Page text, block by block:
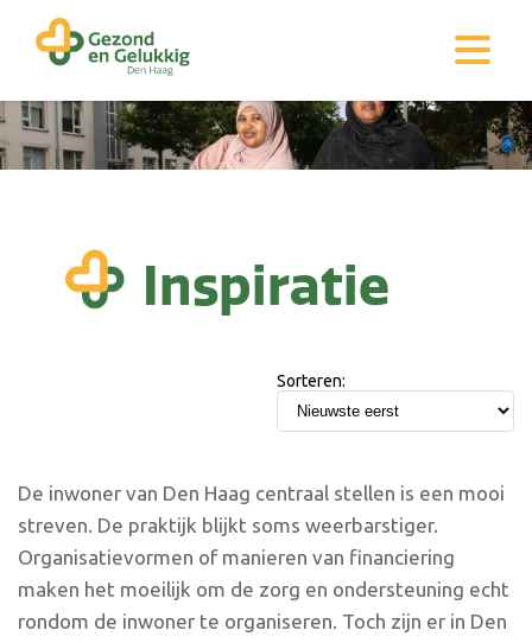
Inspiratie
Sorteren:
De inwoner van Den Haag centraal stellen is een mooi
streven. De praktijk blijkt soms weerbarstiger.
Organisatievormen of manieren van financiering
maken het moeilijk om de zorg en ondersteuning echt
rondom de inwoner te organiseren. Toch zijn er in Den